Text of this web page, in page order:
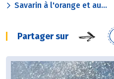
Savarin à l'orange et au...
Partager sur